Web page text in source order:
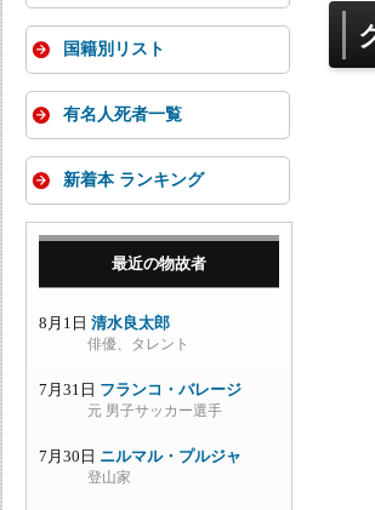
国籍別リスト
有名人死者一覧
新着本 ランキング
最近の物故者
8月1日 清水良太郎
俳優、タレント
7月31日 フランコ・バレージ
元 男子サッカー選手
7月30日 ニルマル・プルジャ
登山家